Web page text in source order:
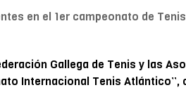
Gallega de Tenis y las
Internacional Tenis